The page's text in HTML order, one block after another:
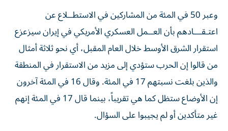
وعبر 50 في المئة من المشاركين في الاستطــلاع عن
اعتـقـــادهم بأن العــمل ‌العسكري الأمريكي في إيران سيزعزع
استقرار الشرق الأوسط ‌خلال العام المقبل، أي نحو ثلاثة أمثال
من قالوا إن الحرب ستؤدي إلى مزيد من الاستقرار في المنطقة
والذين بلغت نسبتهم 17 في المئة. وقال 16 في المئة آخرون
إن الأوضاع ستظل كما هي تقريباً، بينما قال 17 في المئة إنهم
غير متأكدين أو لم يجيبوا على السؤال.